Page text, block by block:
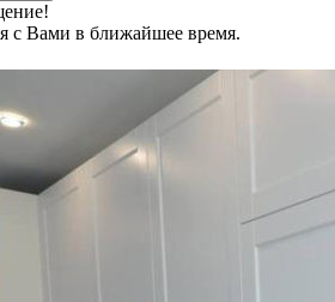
с Вами в ближайшее время.